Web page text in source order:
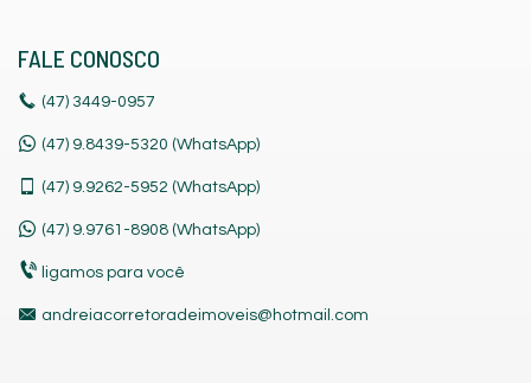
FALE CONOSCO
(47) 3449-0957
(47) 9.8439-5320 (WhatsApp)
(47) 9.9262-5952 (WhatsApp)
(47) 9.9761-8908 (WhatsApp)
ligamos para você
andreiacorretoradeimoveis@hotmail.com